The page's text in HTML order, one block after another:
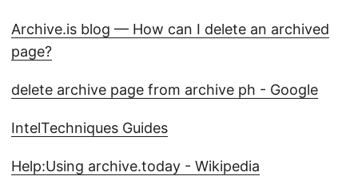
Archive.is blog — How can I delete an archived
page?
delete archive page from archive ph - Google
IntelTechniques Guides
Help:Using archive.today - Wikipedia